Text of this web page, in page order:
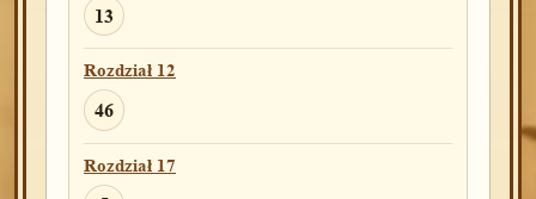
14
Rozdział 32
29
Rozdział 35
13
Rozdział 12
46
Rozdział 17